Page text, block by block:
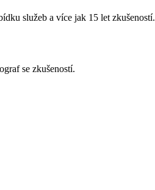
služeb a více jak 15 let zkušeností.
se zkušeností.